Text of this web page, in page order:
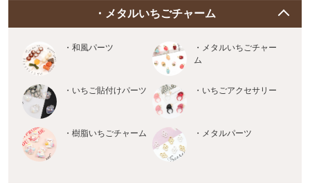
・メタルいちごチャーム
・和風パーツ
・メタルいちごチャー
ム
・いちご貼付けパーツ ・いちごアクセサリー
・樹脂いちごチャーム ・メタルパーツ